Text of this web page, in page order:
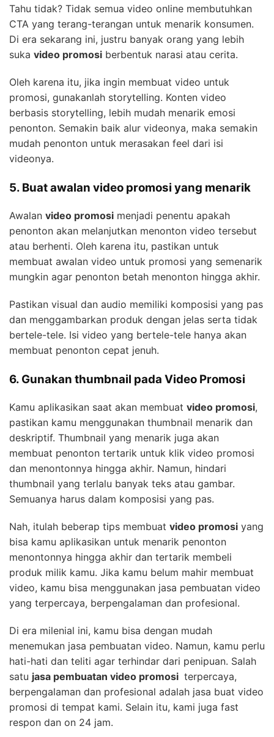
Tahu tidak? Tidak semua video online membutuhkan
CTA yang terang-terangan untuk menarik konsumen.
Di era sekarang ini, justru banyak orang yang lebih
suka video promosi berbentuk narasi atau cerita.
Oleh karena itu, jika ingin membuat video untuk
promosi, gunakanlah storytelling. Konten video
berbasis storytelling, lebih mudah menarik emosi
penonton. Semakin baik alur videonya, maka semakin
mudah penonton untuk merasakan feel dari isi
videonya.
5. Buat awalan video promosi yang menarik
Awalan video promosi menjadi penentu apakah
penonton akan melanjutkan menonton video tersebut
atau berhenti. Oleh karena itu, pastikan untuk
membuat awalan video untuk promosi yang semenarik
mungkin agar penonton betah menonton hingga akhir.
Pastikan visual dan audio memiliki komposisi yang pas
dan menggambarkan produk dengan jelas serta tidak
bertele-tele. Isi video yang bertele-tele hanya akan
membuat penonton cepat jenuh.
6. Gunakan thumbnail pada Video Promosi
Kamu aplikasikan saat akan membuat video promosi,
pastikan kamu menggunakan thumbnail menarik dan
deskriptif. Thumbnail yang menarik juga akan
membuat penonton tertarik untuk klik video promosi
dan menontonnya hingga akhir. Namun, hindari
thumbnail yang terlalu banyak teks atau gambar.
Semuanya harus dalam komposisi yang pas.
Nah, itulah beberap tips membuat video promosi yang
bisa kamu aplikasikan untuk menarik penonton
menontonnya hingga akhir dan tertarik membeli
produk milik kamu. Jika kamu belum mahir membuat
video, kamu bisa menggunakan jasa pembuatan video
yang terpercaya, berpengalaman dan profesional.
Di era milenial ini, kamu bisa dengan mudah
menemukan jasa pembuatan video. Namun, kamu perlu
hati-hati dan teliti agar terhindar dari penipuan. Salah
satu jasa pembuatan video promosi terpercaya,
berpengalaman dan profesional adalah jasa buat video
promosi di tempat kami. Selain itu, kami juga fast
respon dan on 24 jam.